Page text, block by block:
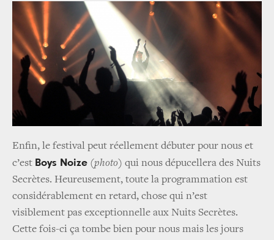
Enfin, le festival peut réellement débuter pour nous et
c’est Boys Noize (photo) qui nous dépucellera des Nuits
Secrètes. Heureusement, toute la programmation est
considérablement en retard, chose qui n’est
visiblement pas exceptionnelle aux Nuits Secrètes.
Cette fois-ci ça tombe bien pour nous mais les jours